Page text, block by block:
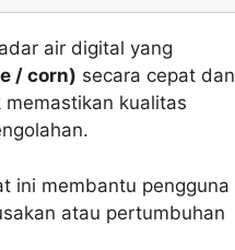
air digital yang
/ corn) secara cepat dan
kualitas
ini membantu pengguna
atau pertumbuhan